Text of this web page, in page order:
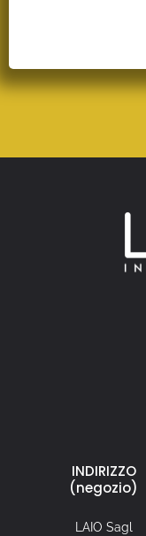
INDIRIZZO
(negozio)
LAIO Sagl